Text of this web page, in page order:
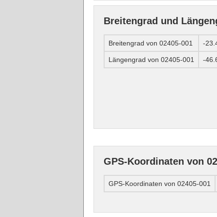
Breitengrad und
Breitengrad von 02405-001 -
Längengrad von 02405-001 -
GPS-Koordinaten von
GPS-Koordinaten von 02405-001